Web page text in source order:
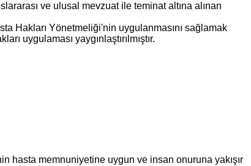
ve ulusal mevzuat ile teminat altına alınan
Hakları Yönetmeliği'nin uygulanmasını sağlamak
uygulaması yaygınlaştırılmıştır.
hasta memnuniyetine uygun ve insan onuruna yakışır